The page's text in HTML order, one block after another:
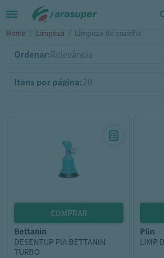
Home / Limpeza / Limpeza de cozinha
Ordenar:
Itens por página:
bettanin
DESENTUP PIA BETTANIN
TURBO
plin
LIMP